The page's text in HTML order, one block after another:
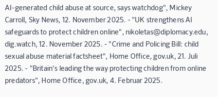
AI-generated child abuse at source, says watchdog", Mickey
Carroll, Sky News, 12. November 2025. - "UK strengthens AI
safeguards to protect children online", nikoletas@diplomacy.edu,
dig.watch, 12. November 2025. - "Crime and Policing Bill: child
sexual abuse material factsheet", Home Office, gov.uk, 21. Juli
2025. - "Britain's leading the way protecting children from online
predators", Home Office, gov.uk, 4. Februar 2025.